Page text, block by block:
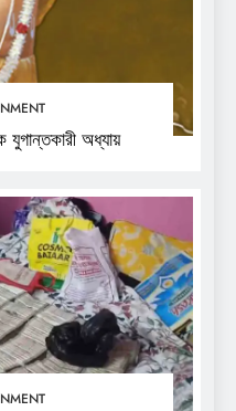
যুগান্তকারী অধ্যায়